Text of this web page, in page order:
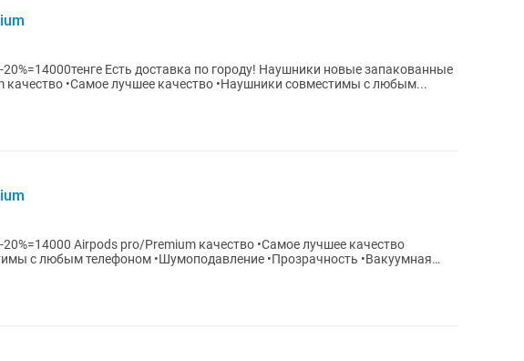
Airpods pro/Premium качество •Самое лучшее качество •Наушники совместимы с любым...
Airpods pro/Premium качество •Самое лучшее качество
с любым телефоном •Шумоподавление •Прозрачность •Вакуумная